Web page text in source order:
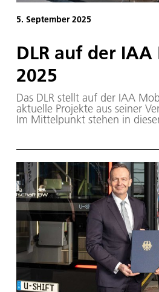
5. September 2025
DLR auf der
2025
Das DLR stellt auf der IAA
aktuelle Projekte aus seiner
Im Mittelpunkt stehen in
erproben und sicher zu